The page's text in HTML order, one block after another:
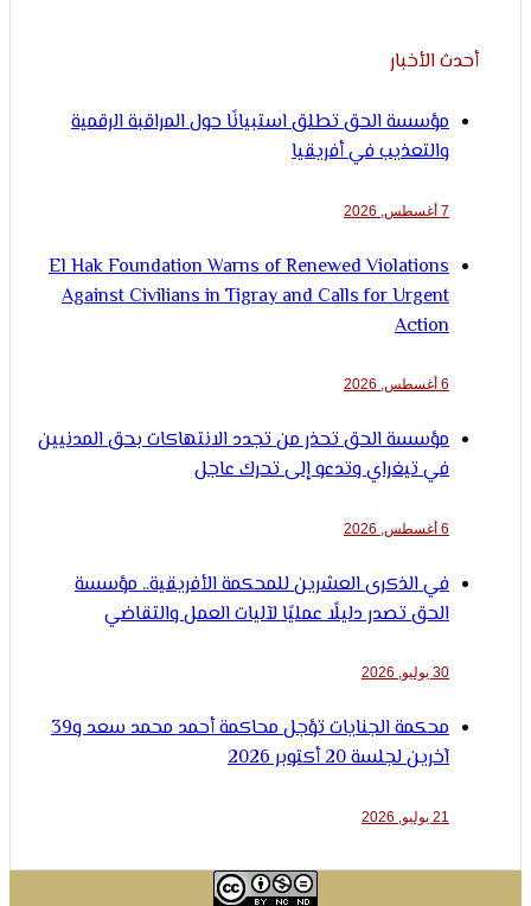
الأخبار
مؤسسة الحق تطلق استبيانًا حول المراقبة الرقمية
والتعذيب في أفريقيا
El Hak Foundation Warns of Renewed Violations
Against Civilians in Tigray and Calls for Urgent
مؤسسة الحق تحذر من تجدد الانتهاكات بحق المدنيين
في تيغراي وتدعو إلى تحرك عاجل
في الذكرى العشرين للمحكمة الأفريقية.. مؤسسة
الحق تصدر دليلًا عمليًا لآليات العمل والتقاضي
محكمة الجنايات تؤجل محاكمة أحمد محمد سعد و39
آخرين لجلسة 20 أكتوبر 2026